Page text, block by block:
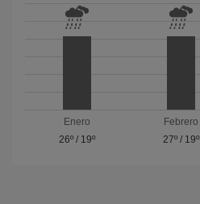
Enero
26º/ 19º
Febrero
27º/ 19º